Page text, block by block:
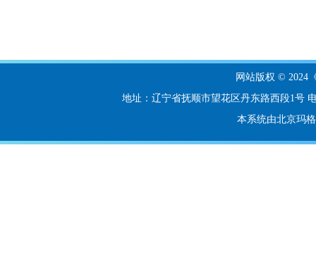
网站版权 © 2024
地址：辽宁省抚顺市望花区丹东路西段1号
本系统由北京玛